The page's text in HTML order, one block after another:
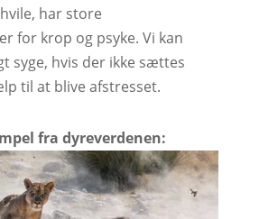
har store
for krop og psyke. Vi kan
syge, hvis der ikke sættes
til at blive afstresset.
fra dyreverdenen: